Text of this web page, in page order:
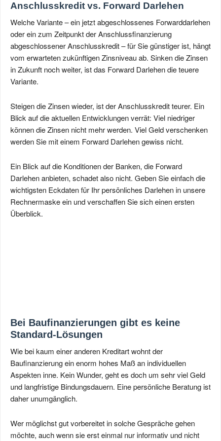
Wird das Geld für eine Anschluss- oder Erstfinanzierung
benötigt?
Erstfinanzierung
Rechne ich bis dahin mit steigenden oder fallenden
Zinsen?
steigende Zinsen
Wenn Sie mit steigenden Zinsen rechnen, um wieviele
Prozentpunkte steigen sie Ihrer Meinung nach?
Wie hoch ist der Zinsaufschlag in Prozentpunkten des
Anschlusskredit vs. Forward Darlehen
Welche Variante – ein jetzt abgeschlossenes Forwarddarlehen
oder ein zum Zeitpunkt der Anschlussfinanzierung
abgeschlossener Anschlusskredit – für Sie günstiger ist, hängt
vom erwarteten zukünftigen Zinsniveau ab. Sinken die Zinsen
in Zukunft noch weiter, ist das Forward Darlehen die teuere
Variante.
Steigen die Zinsen wieder, ist der Anschlusskredit teurer. Ein
Blick auf die aktuellen Entwicklungen verrät: Viel niedriger
können die Zinsen nicht mehr werden. Viel Geld verschenken
werden Sie mit einem Forward Darlehen gewiss nicht.
Ein Blick auf die Konditionen der Banken, die Forward
Darlehen anbieten, schadet also nicht. Geben Sie einfach die
wichtigsten Eckdaten für Ihr persönliches Darlehen in unsere
Rechnermaske ein und verschaffen Sie sich einen ersten
Überblick.
Bei Baufinanzierungen gibt es keine
Standard-Lösungen
Wie bei kaum einer anderen Kreditart wohnt der
Baufinanzierung ein enorm hohes Maß an individuellen
Aspekten inne. Kein Wunder, geht es doch um sehr viel Geld
und langfristige Bindungsdauern. Eine persönliche Beratung ist
daher unumgänglich.
Wer möglichst gut vorbereitet in solche Gespräche gehen
möchte, auch wenn sie erst einmal nur informativ und nicht